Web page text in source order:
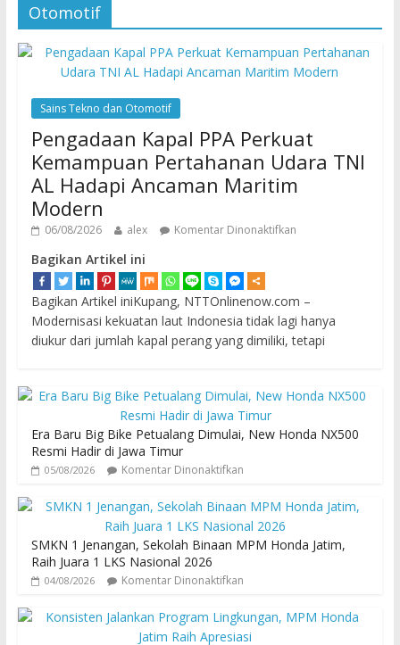
Otomotif
Sains Tekno dan Otomotif
Pengadaan Kapal PPA Perkuat
Kemampuan Pertahanan Udara TNI
AL Hadapi Ancaman Maritim
Modern
06/08/2026 alex Komentar Dinonaktifkan
Bagikan Artikel ini
Bagikan Artikel iniKupang, NTTOnlinenow.com –
Modernisasi kekuatan laut Indonesia tidak lagi hanya
diukur dari jumlah kapal perang yang dimiliki, tetapi
Era Baru Big Bike Petualang Dimulai, New Honda NX500
Resmi Hadir di Jawa Timur
05/08/2026 Komentar Dinonaktifkan
SMKN 1 Jenangan, Sekolah Binaan MPM Honda Jatim,
Raih Juara 1 LKS Nasional 2026
04/08/2026 Komentar Dinonaktifkan